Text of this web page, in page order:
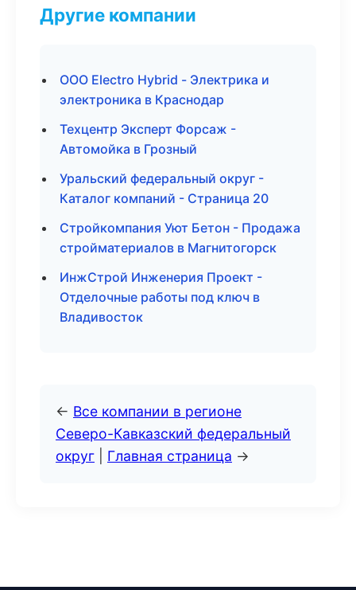
Другие компании
ООО Electro Hybrid - Электрика и
электроника в Краснодар
Техцентр Эксперт Форсаж -
Автомойка в Грозный
Уральский федеральный округ -
Каталог компаний - Страница 20
Стройкомпания Уют Бетон - Продажа
стройматериалов в Магнитогорск
ИнжСтрой Инженерия Проект -
Отделочные работы под ключ в
Владивосток
← Все компании в регионе
Северо-Кавказский федеральный
округ
Главная страница →